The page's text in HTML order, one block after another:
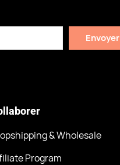
Envoyer
& Wholesale
Program